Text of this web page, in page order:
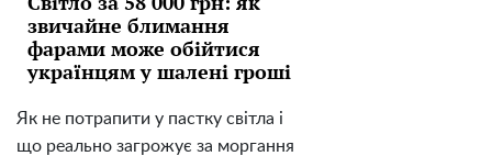
звичайне блимання
фарами може обійтися
українцям у шалені гроші
Як не потрапити у пастку світла і
що реально загрожує за моргання